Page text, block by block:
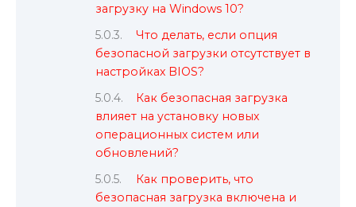
загрузку на Windows 10?
Что делать, если опция
безопасной загрузки отсутствует в
настройках BIOS?
Как безопасная загрузка
влияет на установку новых
операционных систем или
обновлений?
Как проверить, что
безопасная загрузка включена и